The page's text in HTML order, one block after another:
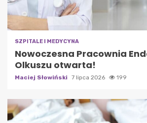
SZPITALE I MEDYCYNA
Nowoczesna Pracownia
Olkuszu otwarta!
Maciej Słowiński 7 lipca 2026 199